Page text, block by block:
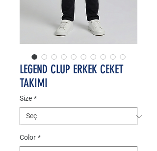
LEGEND CLUP ERKEK CEKET
TAKIMI
Size *
Color *